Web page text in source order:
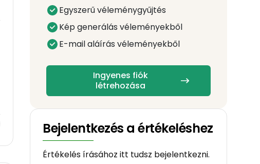
Egyszerű véleménygyűjtés
Kép generálás véleményekből
E-mail aláírás véleményekből
Ingyenes fiók
létrehozása
Bejelentkezés a értékeléshez
Értékelés írásához itt tudsz bejelentkezni.